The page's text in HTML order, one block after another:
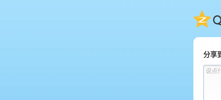
QQ
分享
说点